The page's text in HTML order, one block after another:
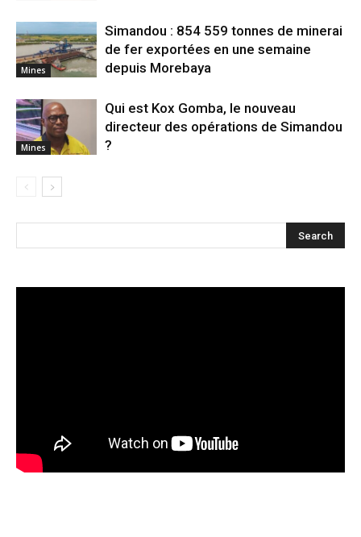
Mines
Simandou : 854 559 tonnes de minerai
de fer exportées en une semaine
depuis Morebaya
Mines
Qui est Kox Gomba, le nouveau
directeur des opérations de Simandou
?